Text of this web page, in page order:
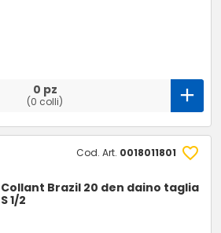
0 pz
(0 colli)
Cod. Art. 0018011801
Collant Brazil 20 den daino taglia
S 1/2